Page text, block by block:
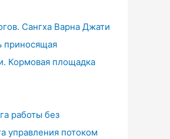
Сангха Варна Джати
приносящая
Кормовая площадка
работы без
управления потоком